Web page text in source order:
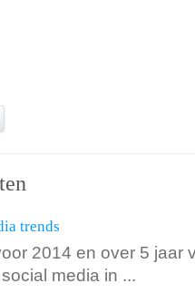
trends
2014 en over 5 jaar
media in ...